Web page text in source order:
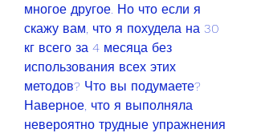
многое другое. Но что если я
скажу вам, что я похудела на 30
кг всего за 4 месяца без
использования всех этих
методов? Что вы подумаете?
Наверное, что я выполняла
невероятно трудные упражнения